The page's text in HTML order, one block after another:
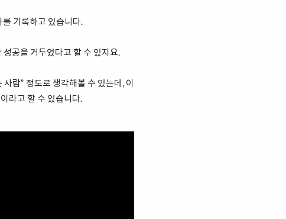
기록하고 있습니다.
공을 거두었다고 할 수 있지요.
람” 정도로 생각해볼 수 있는데, 이
라고 할 수 있습니다.